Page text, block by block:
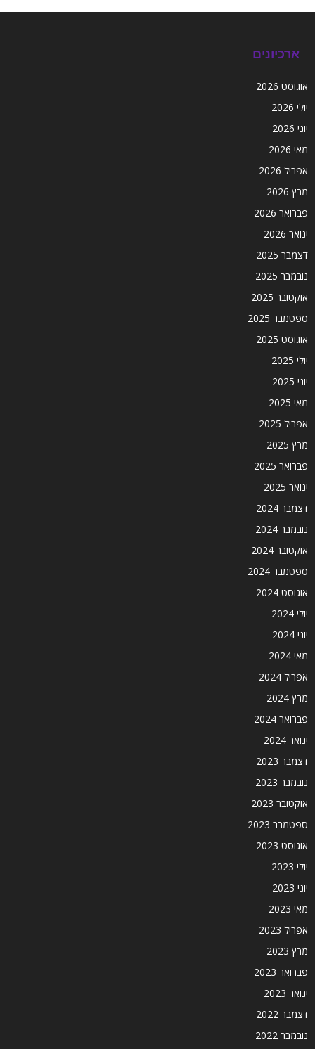
ארכיונים
אוגוסט 2026
יולי 2026
יוני 2026
מאי 2026
אפריל 2026
מרץ 2026
פברואר 2026
ינואר 2026
דצמבר 2025
נובמבר 2025
אוקטובר 2025
ספטמבר 2025
אוגוסט 2025
יולי 2025
יוני 2025
מאי 2025
אפריל 2025
מרץ 2025
פברואר 2025
ינואר 2025
דצמבר 2024
נובמבר 2024
אוקטובר 2024
ספטמבר 2024
אוגוסט 2024
יולי 2024
יוני 2024
מאי 2024
אפריל 2024
מרץ 2024
פברואר 2024
ינואר 2024
דצמבר 2023
נובמבר 2023
אוקטובר 2023
ספטמבר 2023
אוגוסט 2023
יולי 2023
יוני 2023
מאי 2023
אפריל 2023
מרץ 2023
פברואר 2023
ינואר 2023
דצמבר 2022
נובמבר 2022